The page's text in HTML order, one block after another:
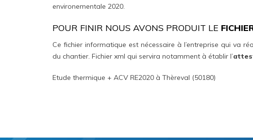
environementale 2020.
POUR FINIR NOUS AVONS PRODUIT LE
Ce fichier informatique est nécessaire à l’entreprise qui va
du chantier. Fichier xml qui servira notamment à établir l’
Etude thermique + ACV RE2020 à Thèreval (50180)